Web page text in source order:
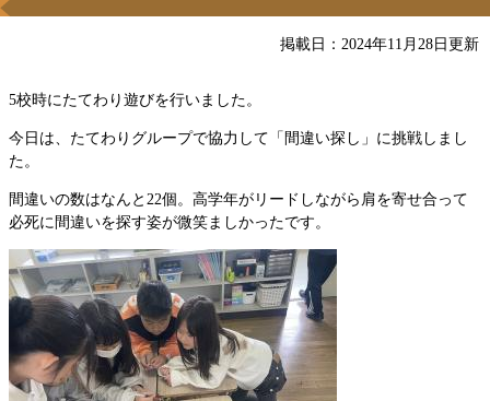
掲載日：2024年11月28日更新
5校時にたてわり遊びを行いました。
今日は、たてわりグループで協力して「間違い探し」に挑戦しまし
た。
間違いの数はなんと22個。高学年がリードしながら肩を寄せ合って
必死に間違いを探す姿が微笑ましかったです。